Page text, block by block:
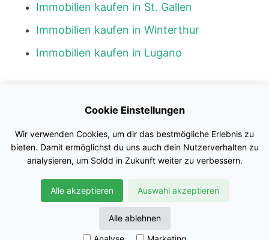
Immobilien kaufen in St. Gallen
Immobilien kaufen in Winterthur
Immobilien kaufen in Lugano
Impressum
Nutzungsbedingungen
Datenschutz
© Soldd GmbH
Cookie Einstellungen
Wir verwenden Cookies, um dir das bestmögliche Erlebnis zu
bieten. Damit ermöglichst du uns auch dein Nutzerverhalten zu
analysieren, um Soldd in Zukunft weiter zu verbessern.
Alle akzeptieren Auswahl akzeptieren
Alle ablehnen